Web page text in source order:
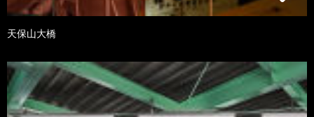
天保山大橋